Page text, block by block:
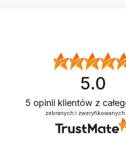
5.0
5 opinii klientów z
zebranych i zweryfikowanych